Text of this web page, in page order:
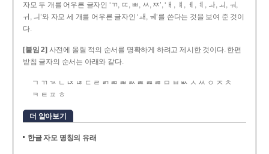
자모 두 개를 어우른 글자인 ‘ㄲ, ㄸ, ㅃ, ㅆ, ㅉ’, ‘ㅐ, ㅒ, ㅔ, ㅖ, ㅘ, ㅚ, ㅝ,
ㅟ, ㅢ’와 자모 세 개를 어우른 글자인 ‘ㅙ, ㅞ’를 쓴다는 것을 보여 준 것이
다.
[붙임 2] 사전에 올릴 적의 순서를 명확하게 하려고 제시한 것이다. 한편
받침 글자의 순서는 아래와 같다.
ㄱ ㄲ ㄳ ㄴ ㄵ ㄶ ㄷ ㄹ ㄺ ㄻ ㄼ ㄽ ㄾ ㄿ ㅀ ㅁ ㅂ ㅄ ㅅ ㅆ ㅇ ㅈ ㅊ
ㅋ ㅌ ㅍ ㅎ
더 알아보기
한글 자모 명칭의 유래